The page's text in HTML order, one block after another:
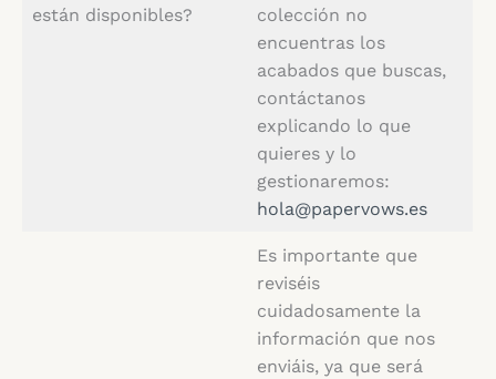
están disponibles?
colección no
encuentras los
acabados que buscas,
contáctanos
explicando lo que
quieres y lo
gestionaremos:
hola@papervows.es
Es importante que
reviséis
cuidadosamente la
información que nos
enviáis, ya que será